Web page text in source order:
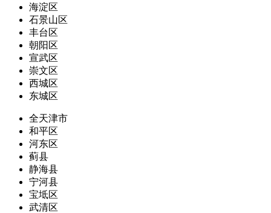
海淀区
石景山区
丰台区
朝阳区
宣武区
崇文区
西城区
东城区
全天津市
和平区
河东区
蓟县
静海县
宁河县
宝坻区
武清区